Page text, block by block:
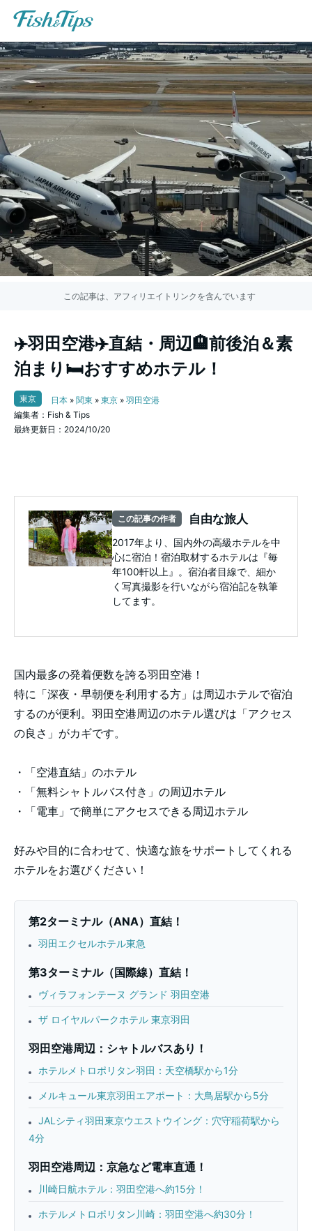
この記事は、アフィリエイトリンクを含んでいます
✈️羽田空港✈️直結・周辺🏨前後泊＆素
泊まり🛏️おすすめホテル！
東京 日本 » 関東 » 東京 » 羽田空港
編集者：Fish & Tips
最終更新日：2024/10/20
この記事の作者 自由な旅人
2017年より、国内外の高級ホテルを中
心に宿泊！宿泊取材するホテルは『毎
年100軒以上』。宿泊者目線で、細か
く写真撮影を行いながら宿泊記を執筆
してます。
国内最多の発着便数を誇る羽田空港！
特に「深夜・早朝便を利用する方」は周辺ホテルで宿泊
するのが便利。羽田空港周辺のホテル選びは「アクセス
の良さ」がカギです。
・「空港直結」のホテル
・「無料シャトルバス付き」の周辺ホテル
・「電車」で簡単にアクセスできる周辺ホテル
好みや目的に合わせて、快適な旅をサポートしてくれる
ホテルをお選びください！
第2ターミナル（ANA）直結！
羽田エクセルホテル東急
第3ターミナル（国際線）直結！
ヴィラフォンテーヌ グランド 羽田空港
ザ ロイヤルパークホテル 東京羽田
羽田空港周辺：シャトルバスあり！
ホテルメトロポリタン羽田：天空橋駅から1分
メルキュール東京羽田エアポート：大鳥居駅から5分
JALシティ羽田東京ウエストウイング：穴守稲荷駅から
4分
羽田空港周辺：京急など電車直通！
川崎日航ホテル：羽田空港へ約15分！
ホテルメトロポリタン川崎：羽田空港へ約30分！